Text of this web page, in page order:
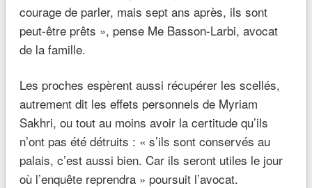
courage de parler, mais sept ans après, ils sont
peut-être prêts », pense Me Basson-Larbi, avocat
de la famille.
Les proches espèrent aussi récupérer les scellés,
autrement dit les effets personnels de Myriam
Sakhri, ou tout au moins avoir la certitude qu’ils
n’ont pas été détruits : « s’ils sont conservés au
palais, c’est aussi bien. Car ils seront utiles le jour
où l’enquête reprendra » poursuit l’avocat.